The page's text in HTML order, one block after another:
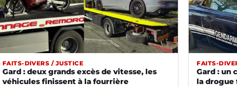
FAITS-DIVERS / JUSTICE
Gard : deux grands excès de vitesse, les
véhicules finissent à la fourrière
FAITS-
Gard : un
la drogue